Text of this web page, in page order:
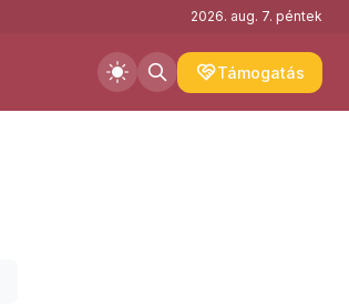
2026. aug. 7. péntek
Támogatás